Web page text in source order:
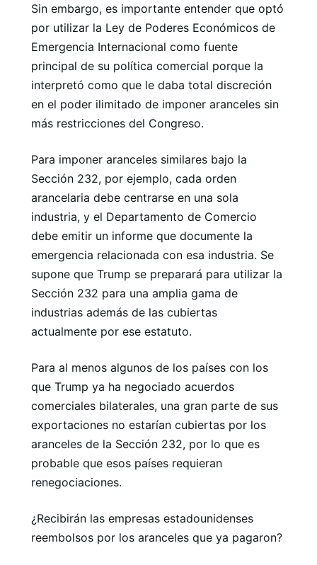
Sin embargo, es importante entender que optó
por utilizar la Ley de Poderes Económicos de
Emergencia Internacional como fuente
principal de su política comercial porque la
interpretó como que le daba total discreción
en el poder ilimitado de imponer aranceles sin
más restricciones del Congreso.
Para imponer aranceles similares bajo la
Sección 232, por ejemplo, cada orden
arancelaria debe centrarse en una sola
industria, y el Departamento de Comercio
debe emitir un informe que documente la
emergencia relacionada con esa industria. Se
supone que Trump se preparará para utilizar la
Sección 232 para una amplia gama de
industrias además de las cubiertas
actualmente por ese estatuto.
Para al menos algunos de los países con los
que Trump ya ha negociado acuerdos
comerciales bilaterales, una gran parte de sus
exportaciones no estarían cubiertas por los
aranceles de la Sección 232, por lo que es
probable que esos países requieran
renegociaciones.
¿Recibirán las empresas estadounidenses
reembolsos por los aranceles que ya pagaron?